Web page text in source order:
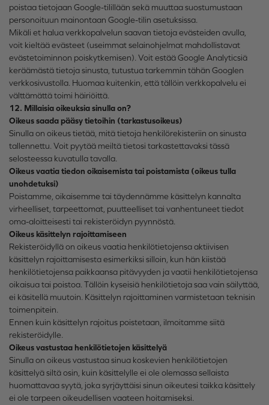
poistaa tietojaan Google-tilillään sekä muuttaa suostumustaan
personoituun mainontaan Google-tilin asetuksissa.
Mikäli et halua verkkopalvelun saavan tietoja evästeiden avulla,
voit kieltää evästeet (useimmat selainohjelmat mahdollistavat
evästetoiminnon poiskytkemisen). Voit estää Google Analyticsiä
keräämästä tietoja sinusta, tutustua tarkemmin tähän Googlen
verkkosivustolla. Huomaa kuitenkin, että tällöin verkkopalvelu ei
välttämättä toimi häiriöittä.
12. Millaisia oikeuksia sinulla on?
Oikeus saada pääsy tietoihin (tarkastusoikeus)
Sinulla on oikeus tietää, mitä tietoja henkilörekisteriin on sinusta
tallennettu. Voit pyytää meiltä tietosi tarkastettavaksi tässä
selosteessa kuvatulla tavalla.
Oikeus vaatia tiedon oikaisemista tai poistamista (oikeus tulla
unohdetuksi)
Poistamme, oikaisemme tai täydennämme käsittelyn kannalta
virheelliset, tarpeettomat, puutteelliset tai vanhentuneet tiedot
oma-aloitteisesti tai rekisteröidyn pyynnöstä.
Oikeus käsittelyn rajoittamiseen
Rekisteröidyllä on oikeus vaatia henkilötietojensa aktiivisen
käsittelyn rajoittamisesta esimerkiksi silloin, kun hän kiistää
henkilötietojensa paikkaansa pitävyyden ja vaatii henkilötietojensa
oikaisua tai poistoa. Tällöin kyseisiä henkilötietoja saa vain säilyttää,
ei käsitellä muutoin. Käsittelyn rajoittaminen varmistetaan teknisin
toimenpitein.
Ennen kuin käsittelyn rajoitus poistetaan, ilmoitamme siitä
rekisteröidylle.
Oikeus vastustaa henkilötietojen käsittelyä
Sinulla on oikeus vastustaa sinua koskevien henkilötietojen
käsittelyä siltä osin, kuin käsittelylle ei ole olemassa sellaista
huomattavaa syytä, joka syrjäyttäisi sinun oikeutesi taikka käsittely
ei ole tarpeen oikeudellisen vaateen hoitamiseksi.